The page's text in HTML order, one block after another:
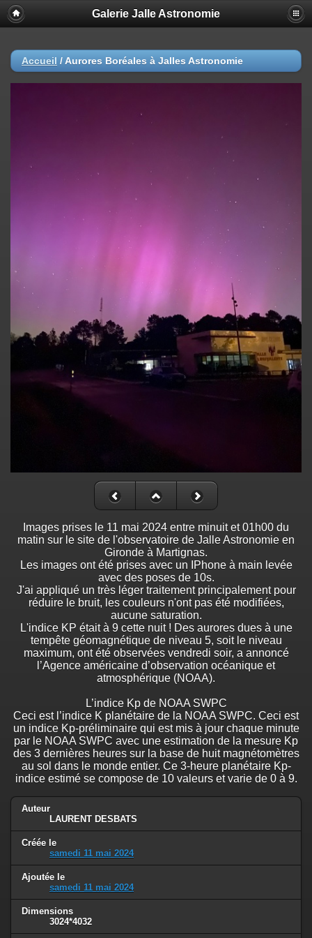
Galerie Jalle Astronomie
Accueil / Aurores Boréales à Jalles Astronomie
Images prises le 11 mai 2024 entre minuit et 01h00 du
matin sur le site de l'observatoire de Jalle Astronomie en
Gironde à Martignas.
Les images ont été prises avec un IPhone à main levée
avec des poses de 10s.
J'ai appliqué un très léger traitement principalement pour
réduire le bruit, les couleurs n'ont pas été modifiées,
aucune saturation.
L'indice KP était à 9 cette nuit ! Des aurores dues à une
tempête géomagnétique de niveau 5, soit le niveau
maximum, ont été observées vendredi soir, a annoncé
l’Agence américaine d’observation océanique et
atmosphérique (NOAA).
L’indice Kp de NOAA SWPC
Ceci est l’indice K planétaire de la NOAA SWPC. Ceci est
un indice Kp-préliminaire qui est mis à jour chaque minute
par le NOAA SWPC avec une estimation de la mesure Kp
des 3 dernières heures sur la base de huit magnétomètres
au sol dans le monde entier. Ce 3-heure planétaire Kp-
indice estimé se compose de 10 valeurs et varie de 0 à 9.
Auteur
LAURENT DESBATS
Créée le
samedi 11 mai 2024
Ajoutée le
samedi 11 mai 2024
Dimensions
3024*4032